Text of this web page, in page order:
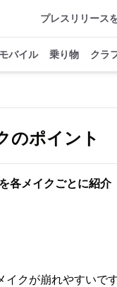
プレスリリース
モバイル 乗り物 クラ
のポイント
各メイクごとに紹介
イクが崩れやすいで